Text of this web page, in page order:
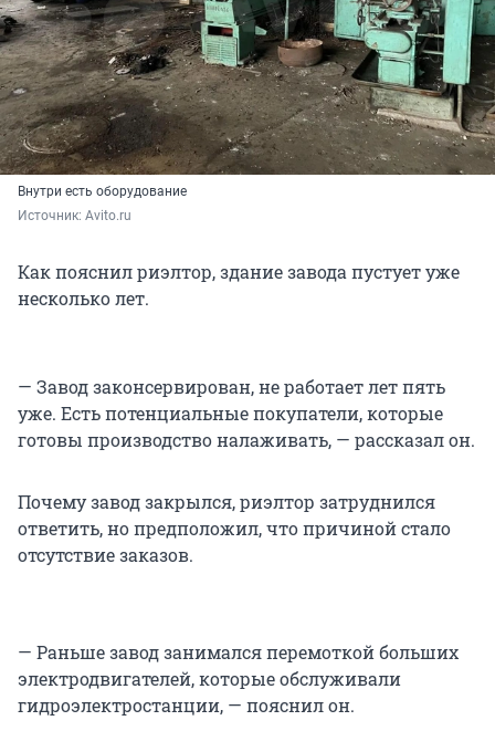
Внутри есть оборудование
Источник: Avito.ru
Как пояснил риэлтор, здание завода пустует уже
несколько лет.
— Завод законсервирован, не работает лет пять
уже. Есть потенциальные покупатели, которые
готовы производство налаживать, — рассказал он.
Почему завод закрылся, риэлтор затруднился
ответить, но предположил, что причиной стало
отсутствие заказов.
— Раньше завод занимался перемоткой больших
электродвигателей, которые обслуживали
гидроэлектростанции, — пояснил он.